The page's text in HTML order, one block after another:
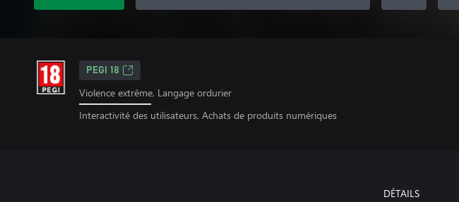
PEGI 18
Violence extrême, Langage ordurier
Interactivité des utilisateurs, Achats de produits numériques
DÉTAILS